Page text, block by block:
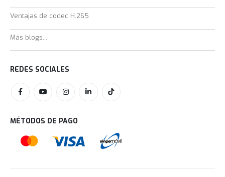
Ventajas de codec H.265
Más blogs...
REDES SOCIALES
MÉTODOS DE PAGO